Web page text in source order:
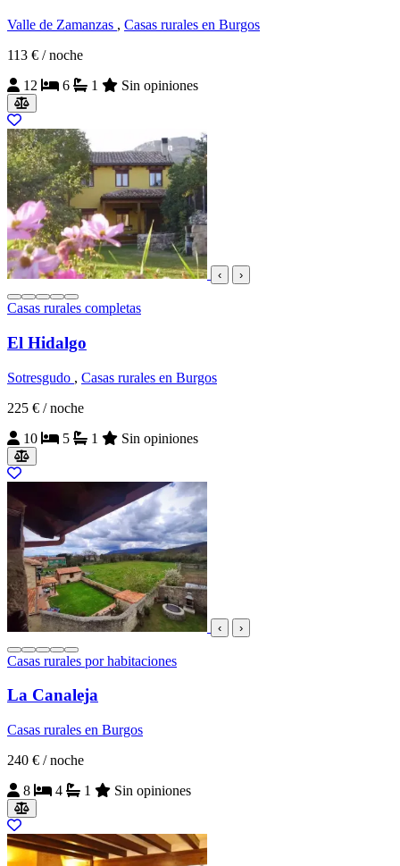
Valle de Zamanzas , Casas rurales en Burgos
113 € / noche
12
6 1 Sin opiniones
‹ ›
Casas rurales completas
El Hidalgo
Sotresgudo , Casas rurales en Burgos
225 € / noche
10
5 1 Sin opiniones
‹ ›
Casas rurales por habitaciones
La Canaleja
Casas rurales en Burgos
240 € / noche
8
4 1 Sin opiniones